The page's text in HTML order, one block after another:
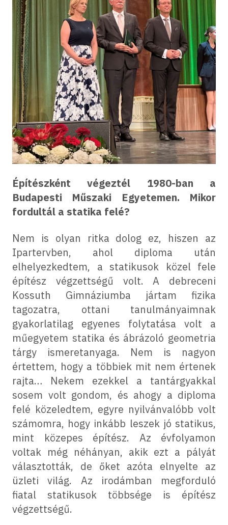
Építészként végeztél 1980-ban a
Budapesti Műszaki Egyetemen. Mikor
fordultál a statika felé?
Nem is olyan ritka dolog ez, hiszen az
Ipartervben, ahol diploma után
elhelyezkedtem, a statikusok közel fele
építész végzettségű volt. A debreceni
Kossuth Gimnáziumba jártam fizika
tagozatra, ottani tanulmányaimnak
gyakorlatilag egyenes folytatása volt a
műegyetem statika és ábrázoló geometria
tárgy ismeretanyaga. Nem is nagyon
értettem, hogy a többiek mit nem értenek
rajta… Nekem ezekkel a tantárgyakkal
sosem volt gondom, és ahogy a diploma
felé közeledtem, egyre nyilvánvalóbb volt
számomra, hogy inkább leszek jó statikus,
mint közepes építész. Az évfolyamon
voltak még néhányan, akik ezt a pályát
választották, de őket azóta elnyelte az
üzleti világ. Az irodámban megforduló
fiatal statikusok többsége is építész
végzettségű.